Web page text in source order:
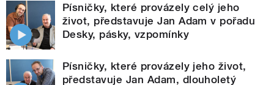
Písničky, které provázely celý jeho
život, představuje Jan Adam v pořadu
Desky, pásky, vzpomínky
Písničky, které provázely jeho život,
představuje Jan Adam, dlouholetý